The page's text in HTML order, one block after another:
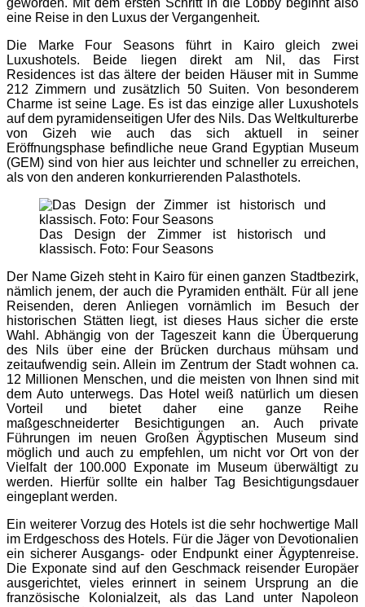
eine Reise in den Luxus der Vergangenheit.
Die Marke Four Seasons führt in Kairo gleich zwei
Luxushotels. Beide liegen direkt am Nil, das First
Residences ist das ältere der beiden Häuser mit in Summe
212 Zimmern und zusätzlich 50 Suiten. Von besonderem
Charme ist seine Lage. Es ist das einzige aller Luxushotels
auf dem pyramidenseitigen Ufer des Nils. Das Weltkulturerbe
von Gizeh wie auch das sich aktuell in seiner
Eröffnungsphase befindliche neue Grand Egyptian Museum
(GEM) sind von hier aus leichter und schneller zu erreichen,
als von den anderen konkurrierenden Palasthotels.
Das Design der Zimmer ist historisch und
klassisch. Foto: Four Seasons
Der Name Gizeh steht in Kairo für einen ganzen Stadtbezirk,
nämlich jenem, der auch die Pyramiden enthält. Für all jene
Reisenden, deren Anliegen vornämlich im Besuch der
historischen Stätten liegt, ist dieses Haus sicher die erste
Wahl. Abhängig von der Tageszeit kann die Überquerung
des Nils über eine der Brücken durchaus mühsam und
zeitaufwendig sein. Allein im Zentrum der Stadt wohnen ca.
12 Millionen Menschen, und die meisten von Ihnen sind mit
dem Auto unterwegs. Das Hotel weiß natürlich um diesen
Vorteil und bietet daher eine ganze Reihe
maßgeschneiderter Besichtigungen an. Auch private
Führungen im neuen Großen Ägyptischen Museum sind
möglich und auch zu empfehlen, um nicht vor Ort von der
Vielfalt der 100.000 Exponate im Museum überwältigt zu
werden. Hierfür sollte ein halber Tag Besichtigungsdauer
eingeplant werden.
Ein weiterer Vorzug des Hotels ist die sehr hochwertige Mall
im Erdgeschoss des Hotels. Für die Jäger von Devotionalien
ein sicherer Ausgangs- oder Endpunkt einer Ägyptenreise.
Die Exponate sind auf den Geschmack reisender Europäer
ausgerichtet, vieles erinnert in seinem Ursprung an die
französische Kolonialzeit, als das Land unter Napoleon